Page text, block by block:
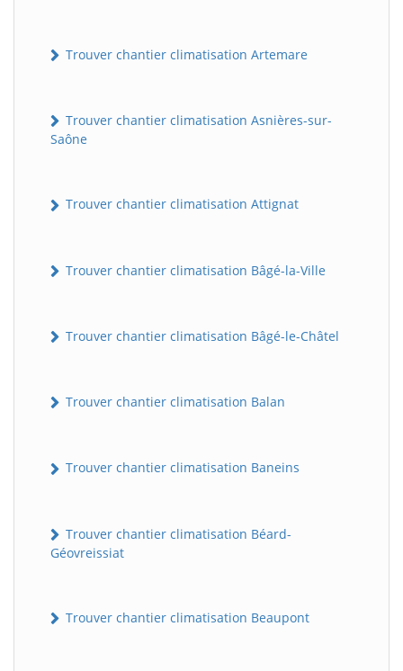
Trouver chantier climatisation Artemare
Trouver chantier climatisation Asnières-sur-
Saône
Trouver chantier climatisation Attignat
Trouver chantier climatisation Bâgé-la-Ville
Trouver chantier climatisation Bâgé-le-Châtel
Trouver chantier climatisation Balan
Trouver chantier climatisation Baneins
Trouver chantier climatisation Béard-
Géovreissiat
Trouver chantier climatisation Beaupont